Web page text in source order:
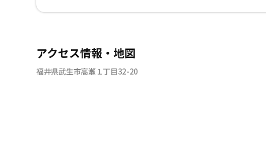
アクセス情報・地図
福井県武生市高瀬１丁目32-20